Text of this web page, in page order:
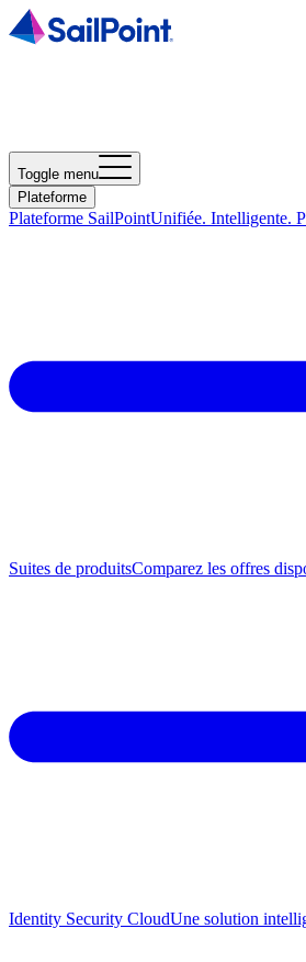
Toggle menu
Plateforme
Plateforme SailPointUnifiée. Intelligente.
Suites de produitsComparez les offres
Identity Security CloudUne solution